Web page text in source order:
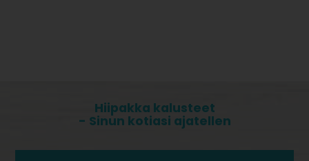
Hiipakka kalusteet
- Sinun kotiasi ajatellen